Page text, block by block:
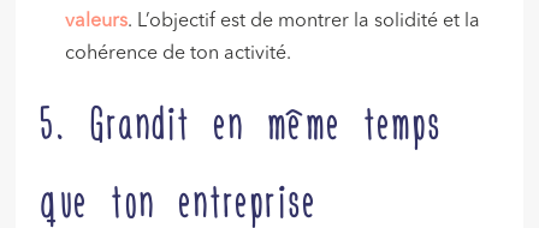
valeurs. L’objectif est de montrer la solidité et la
cohérence de ton activité.
5. Grandit en même temps
que ton entreprise